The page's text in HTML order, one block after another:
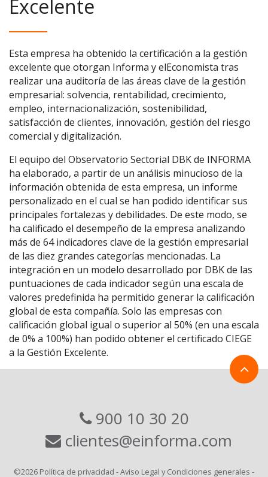
Excelente
Esta empresa ha obtenido la certificación a la gestión
excelente que otorgan Informa y elEconomista tras
realizar una auditoría de las áreas clave de la gestión
empresarial: solvencia, rentabilidad, crecimiento,
empleo, internacionalización, sostenibilidad,
satisfacción de clientes, innovación, gestión del riesgo
comercial y digitalización.
El equipo del Observatorio Sectorial DBK de INFORMA
ha elaborado, a partir de un análisis minucioso de la
información obtenida de esta empresa, un informe
personalizado en el cual se han podido identificar sus
principales fortalezas y debilidades. De este modo, se
ha calificado el desempeño de la empresa analizando
más de 64 indicadores clave de la gestión empresarial
de las diez grandes categorías mencionadas. La
integración en un modelo desarrollado por DBK de las
puntuaciones de cada indicador según una escala de
valores predefinida ha permitido generar la calificación
global de esta compañía. Solo las empresas con
calificación global igual o superior al 50% (en una escala
de 0% a 100%) han podido obtener el certificado CIEGE
a la Gestión Excelente.
900 10 30 20
clientes@einforma.com
©2026 Política de privacidad -Aviso Legal y Condiciones generales -